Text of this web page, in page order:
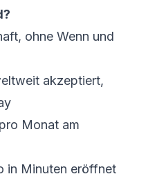
ohne Wenn und
akzeptiert,
pro Monat am
in Minuten eröffnet